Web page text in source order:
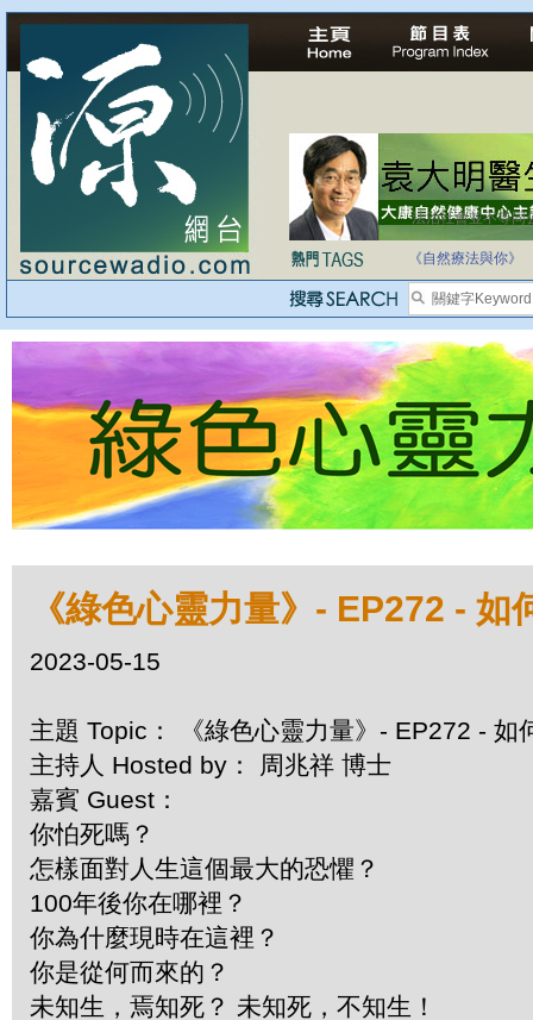
法治社會並不等同
自家教育合法化-
《自然療法與你》
《綠色心靈力量》- EP272 - 如
2023-05-15
主題 Topic： 《綠色心靈力量》- EP272 - 如
主持人 Hosted by： 周兆祥 博士
嘉賓 Guest：
你怕死嗎？
怎樣面對人生這個最大的恐懼？
100年後你在哪裡？
你為什麼現時在這裡？
你是從何而來的？
未知生，焉知死？ 未知死，不知生！